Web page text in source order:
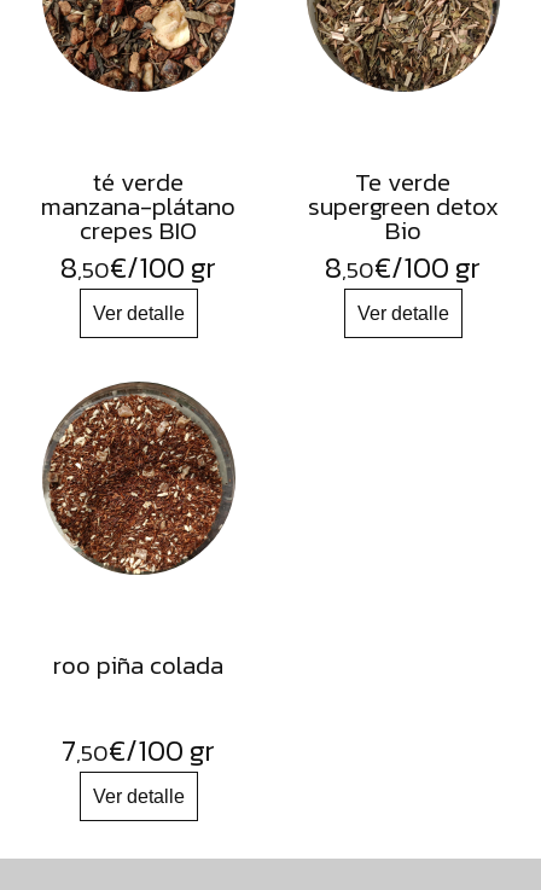
té verde
manzana-plátano
crepes BIO
8,50€/100 gr
Te verde
supergreen detox
Bio
8,50€/100 gr
roo piña colada
7,50€/100 gr